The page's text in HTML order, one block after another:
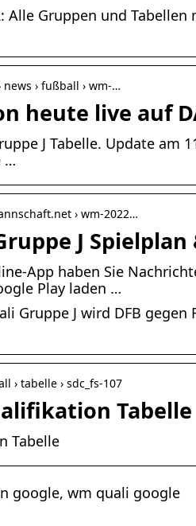
Alle Gruppen und
news › fußball › wm-…
heute live auf
J Tabelle. Update am
…
› wm-2022…
J Spielplan
App haben Sie
Play laden …
J wird DFB gegen
› tabelle › sdc_fs-107
Tabelle
Tabelle
google, wm quali google